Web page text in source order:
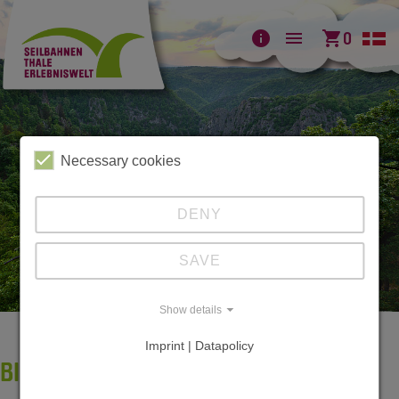
info menu shopping_cart0
BILDERGALERIE BODETAL
Necessary cookies
DENY
SAVE
Show details
Imprint | Datapolicy